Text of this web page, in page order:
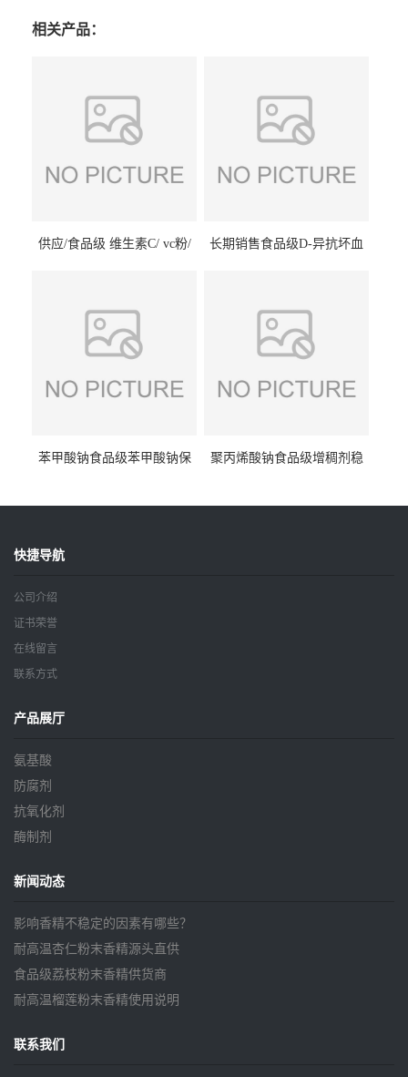
相关产品：
供应/食品级 维生素C/ vc粉/
长期销售食品级D-异抗坏血
苯甲酸钠食品级苯甲酸钠保
聚丙烯酸钠食品级增稠剂稳
快捷导航
公司介绍
证书荣誉
在线留言
联系方式
产品展厅
氨基酸
防腐剂
抗氧化剂
酶制剂
新闻动态
影响香精不稳定的因素有哪些？
耐高温杏仁粉末香精源头直供
食品级荔枝粉末香精供货商
耐高温榴莲粉末香精使用说明
联系我们